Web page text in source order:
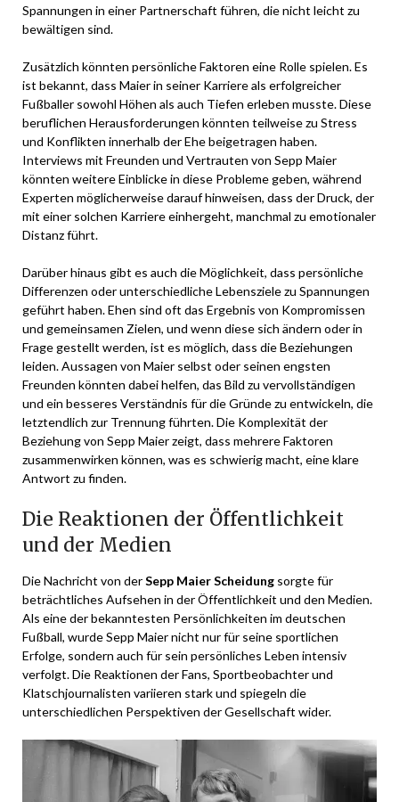
Spannungen in einer Partnerschaft führen, die nicht leicht zu
bewältigen sind.
Zusätzlich könnten persönliche Faktoren eine Rolle spielen. Es
ist bekannt, dass Maier in seiner Karriere als erfolgreicher
Fußballer sowohl Höhen als auch Tiefen erleben musste. Diese
beruflichen Herausforderungen könnten teilweise zu Stress
und Konflikten innerhalb der Ehe beigetragen haben.
Interviews mit Freunden und Vertrauten von Sepp Maier
könnten weitere Einblicke in diese Probleme geben, während
Experten möglicherweise darauf hinweisen, dass der Druck, der
mit einer solchen Karriere einhergeht, manchmal zu emotionaler
Distanz führt.
Darüber hinaus gibt es auch die Möglichkeit, dass persönliche
Differenzen oder unterschiedliche Lebensziele zu Spannungen
geführt haben. Ehen sind oft das Ergebnis von Kompromissen
und gemeinsamen Zielen, und wenn diese sich ändern oder in
Frage gestellt werden, ist es möglich, dass die Beziehungen
leiden. Aussagen von Maier selbst oder seinen engsten
Freunden könnten dabei helfen, das Bild zu vervollständigen
und ein besseres Verständnis für die Gründe zu entwickeln, die
letztendlich zur Trennung führten. Die Komplexität der
Beziehung von Sepp Maier zeigt, dass mehrere Faktoren
zusammenwirken können, was es schwierig macht, eine klare
Antwort zu finden.
Die Reaktionen der Öffentlichkeit
und der Medien
Die Nachricht von derSepp Maier Scheidung sorgte für
beträchtliches Aufsehen in der Öffentlichkeit und den Medien.
Als eine der bekanntesten Persönlichkeiten im deutschen
Fußball, wurde Sepp Maier nicht nur für seine sportlichen
Erfolge, sondern auch für sein persönliches Leben intensiv
verfolgt. Die Reaktionen der Fans, Sportbeobachter und
Klatschjournalisten variieren stark und spiegeln die
unterschiedlichen Perspektiven der Gesellschaft wider.